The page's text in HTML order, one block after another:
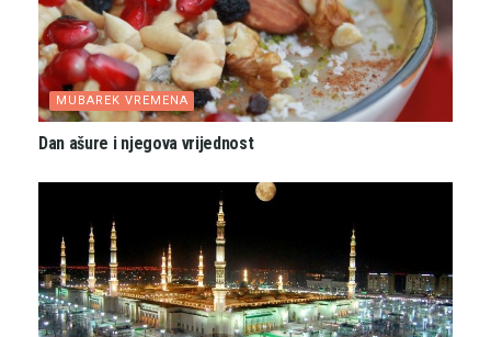
MUBAREK VREMENA
Dan ašure i njegova vrijednost